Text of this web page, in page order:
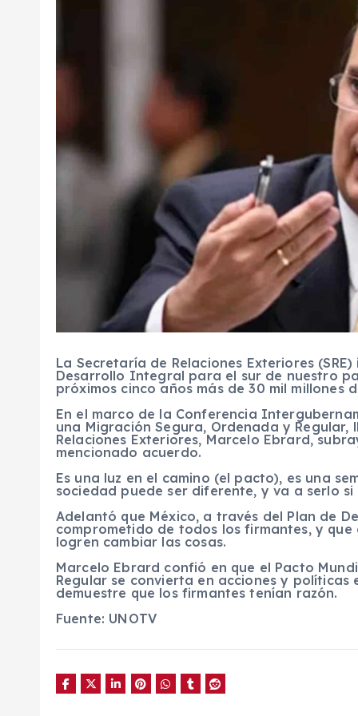
La Secretaría de Relaciones Exteriores (SRE)
Desarrollo Integral para el sur de nuestro
próximos cinco años más de 30 mil millones
En el marco de la Conferencia
una Migración Segura, Ordenada y Regular,
Relaciones Exteriores, Marcelo Ebrard,
mencionado acuerdo.
Es una luz en el camino (el pacto), es una
sociedad puede ser diferente, y va a serlo si
Adelantó que México, a través del Plan de
comprometido de todos los firmantes, y que
logren cambiar las cosas.
Marcelo Ebrard confió en que el Pacto
Regular se convierta en acciones y políticas
demuestre que los firmantes tenían razón.
Fuente: UNOTV